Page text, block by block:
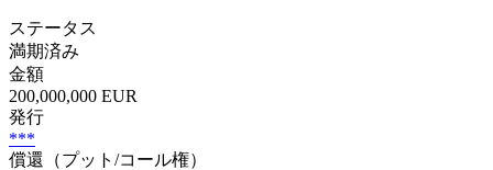
ステータス
満期済み
金額
200,000,000 EUR
発行
***
償還（プット/コール権）